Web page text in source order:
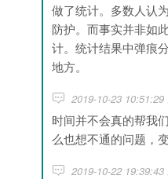
做了统计。多数人认
防护。而事实并非如
计。统计结果中弹痕
地方。
2019-10-23
时间并不会真的帮我
么也想不通的问题，
2019-10-22